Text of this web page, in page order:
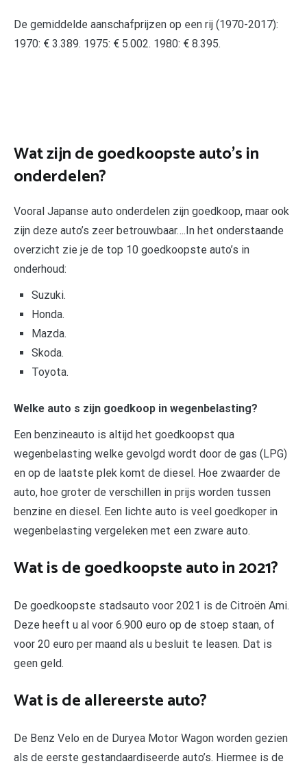
De gemiddelde aanschafprijzen op een rij (1970-2017):
1970: € 3.389. 1975: € 5.002. 1980: € 8.395.
Wat zijn de goedkoopste auto’s in
onderdelen?
Vooral Japanse auto onderdelen zijn goedkoop, maar ook
zijn deze auto’s zeer betrouwbaar….In het onderstaande
overzicht zie je de top 10 goedkoopste auto’s in
onderhoud:
Suzuki.
Honda.
Mazda.
Skoda.
Toyota.
Welke auto s zijn goedkoop in wegenbelasting?
Een benzineauto is altijd het goedkoopst qua
wegenbelasting welke gevolgd wordt door de gas (LPG)
en op de laatste plek komt de diesel. Hoe zwaarder de
auto, hoe groter de verschillen in prijs worden tussen
benzine en diesel. Een lichte auto is veel goedkoper in
wegenbelasting vergeleken met een zware auto.
Wat is de goedkoopste auto in 2021?
De goedkoopste stadsauto voor 2021 is de Citroën Ami.
Deze heeft u al voor 6.900 euro op de stoep staan, of
voor 20 euro per maand als u besluit te leasen. Dat is
geen geld.
Wat is de allereerste auto?
De Benz Velo en de Duryea Motor Wagon worden gezien
als de eerste gestandaardiseerde auto’s. Hiermee is de